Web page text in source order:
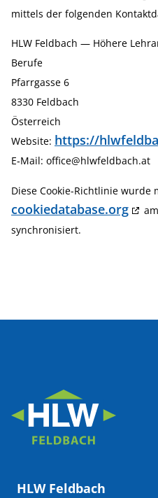
mittels der folgenden
HLW Feldbach — Höhere
Berufe
Pfarr­gasse 6
8330 Feldbach
Öster­reich
Website: https://
E‑Mail: office@hlwfeldbach.at
Diese Cookie-Richt­linie wurde
cookiedatabase.org
synchro­ni­siert.
HLW Feldbach